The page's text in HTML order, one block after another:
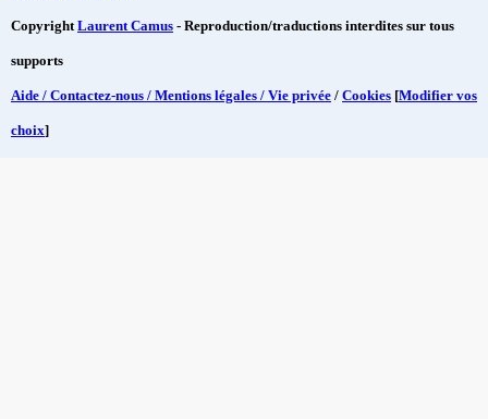
CopyrightLaurent Camus - Reproduction/traductions interdites sur tous
supports
Aide / Contactez-nous / Mentions légales / Vie privée / Cookies [Modifier vos
choix]